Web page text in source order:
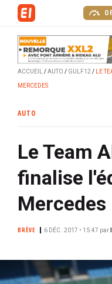
c
ACCUEIL AUTO GULF12 LE
MERCEDES
AUTO
Le Team
finalise
Mercedes
BRÈVE 6 DÉC. 2017 • 15:47 par